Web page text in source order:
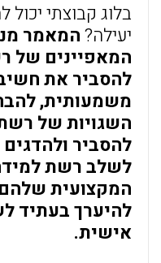
בלוג קבוצתי
יעילה?המאמר
המאפיינים של
להסביר את
משמעותית,
השגויות של
להסביר ולהדגים
לשלב רשת
המקצועית שלהם
להיערך בעתיד
אישית.